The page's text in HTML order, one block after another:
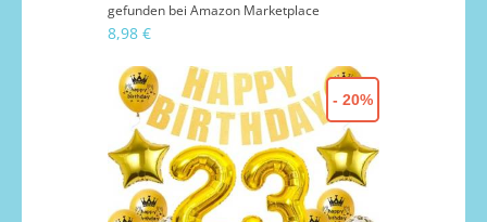
gefunden bei Amazon Marketplace
8,98 €
- 20%